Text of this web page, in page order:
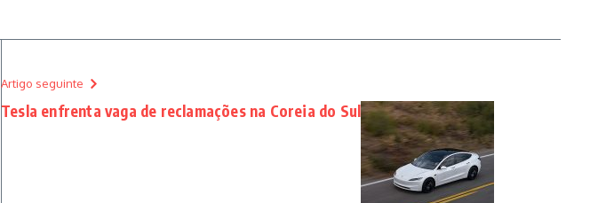
Artigo seguinte
Tesla enfrenta vaga de reclamações na Coreia do Sul